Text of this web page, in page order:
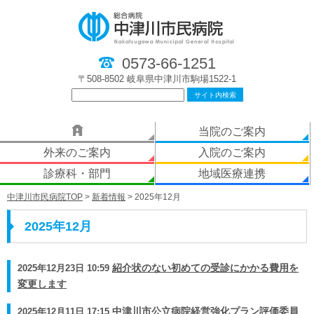
0573-66-1251
〒508-8502 岐阜県中津川市駒場1522-1
当院のご案内
外来のご案内
入院のご案内
診療科・部門
地域医療連携
中津川市民病院TOP > 新着情報 > 2025年12月
2025年12月
2025年12月23日 10:59 紹介状のない初めての受診にかかる費用を
変更します
2025年12月11日 17:15 中津川市公立病院経営強化プラン評価委員